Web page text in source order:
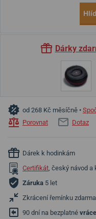
Dárky
od 268 Kč měsíčně •
Porovnat
Dotaz
Dárek k hodinkám
Certifikát, český návod a
Záruka 5 let
Zkrácení řemínku zdarma
90 dní na bezplatné